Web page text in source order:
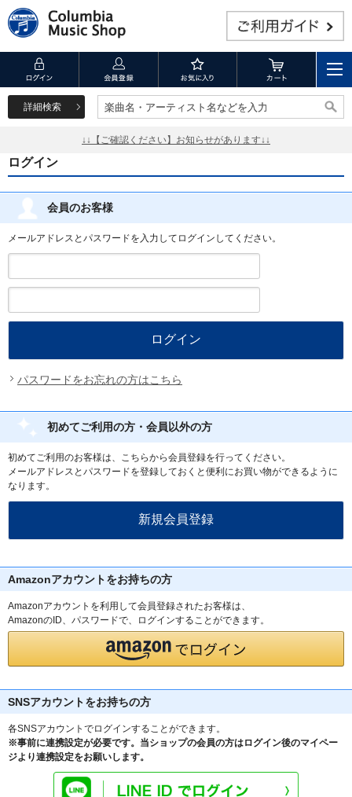
詳細検索 楽曲名・アーティスト名などを入力
楽曲名・アーティスト名などを入力
↓↓【ご確認ください】お知らせがあります↓↓
ログイン
会員のお客様
メールアドレスとパスワードを入力してログインしてください。
パスワードをお忘れの方はこちら
初めてご利用の方・会員以外の方
初めてご利用のお客様は、こちらから会員登録を行ってください。
メールアドレスとパスワードを登録しておくと便利にお買い物ができるように
なります。
Amazonアカウントをお持ちの方
Amazonアカウントを利用して会員登録されたお客様は、
AmazonのID、パスワードで、ログインすることができます。
SNSアカウントをお持ちの方
各SNSアカウントでログインすることができます。
※事前に連携設定が必要です。当ショップの会員の方はログイン後のマイペー
ジより連携設定をお願いします。